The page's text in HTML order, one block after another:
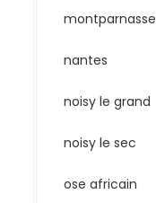
montparnasse
nantes
noisy le grand
noisy le sec
ose africain